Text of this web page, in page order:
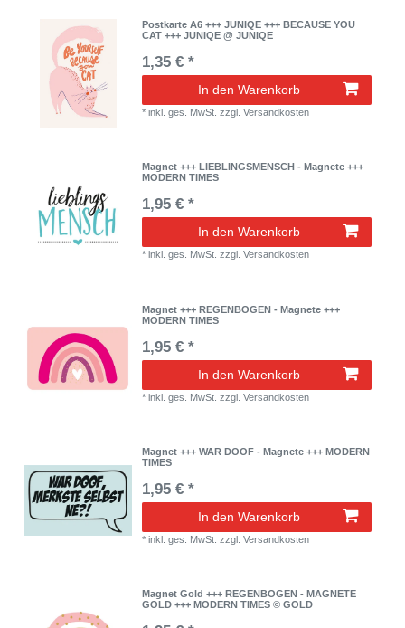
Postkarte A6 +++ JUNIQE +++ BECAUSE YOU
CAT +++ JUNIQE @ JUNIQE
1,35 € *
In den Warenkorb
*inkl. ges. MwSt. zzgl.Versandkosten
Magnet +++ LIEBLINGSMENSCH - Magnete +++
MODERN TIMES
1,95 € *
In den Warenkorb
*inkl. ges. MwSt. zzgl.Versandkosten
Magnet +++ REGENBOGEN - Magnete +++
MODERN TIMES
1,95 € *
In den Warenkorb
*inkl. ges. MwSt. zzgl.Versandkosten
Magnet +++ WAR DOOF - Magnete +++ MODERN
TIMES
1,95 € *
In den Warenkorb
*inkl. ges. MwSt. zzgl.Versandkosten
Magnet Gold +++ REGENBOGEN - MAGNETE
GOLD +++ MODERN TIMES © GOLD